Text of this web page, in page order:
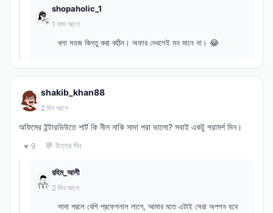
shopaholic_1
1 মাস আগে
বলা সহজ কিন্তু করা কঠিন। অফার দেখলেই মন মানে না। 😂
shakib_khan88
2 দিন আগে
অফিসের ইন্টারভিউতে শার্ট কি নীল নাকি সাদা পরা ভালো? সবাই একটু পরামর্শ দিন।
♥ 9 💬 উত্তর দিন
রহিম_আলী
2 দিন আগে
সাদা পরলে বেশি প্রফেশনাল লাগে, আমার মতে এটাই সেরা অপশন হবে